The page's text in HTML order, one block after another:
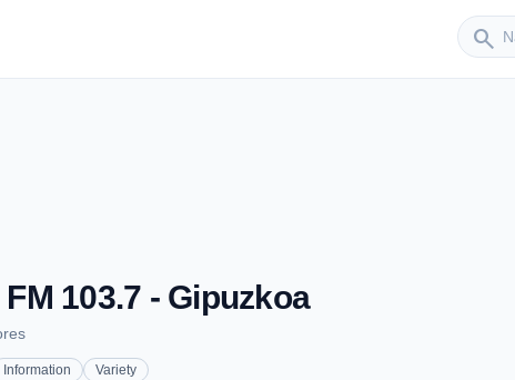
search
Sender
103.7 - Gipuzkoa
Information Variety